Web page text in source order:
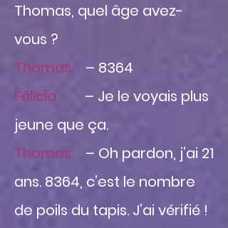
Thomas, quel âge avez-
vous ?
Thomas – 8364
Félicia – Je le voyais plus
jeune que ça.
Thomas – Oh pardon, j’ai 21
ans. 8364, c’est le nombre
de poils du tapis. J’ai vérifié !